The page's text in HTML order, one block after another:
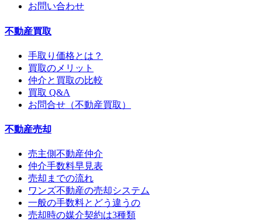
お問い合わせ
不動産買取
手取り価格とは？
買取のメリット
仲介と買取の比較
買取 Q&A
お問合せ（不動産買取）
不動産売却
売主側不動産仲介
仲介手数料早見表
売却までの流れ
ワンズ不動産の売却システム
一般の手数料とどう違うの
売却時の媒介契約は3種類